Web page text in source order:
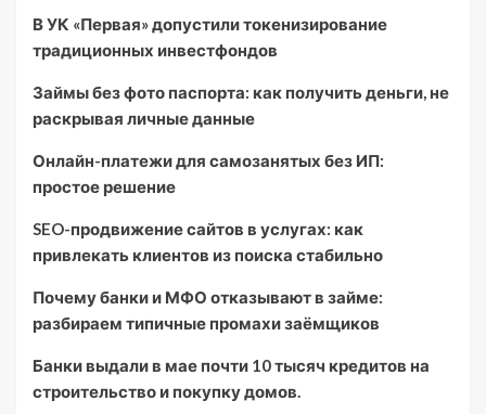
В УК «Первая» допустили токенизирование
традиционных инвестфондов
Займы без фото паспорта: как получить деньги, не
раскрывая личные данные
Онлайн-платежи для самозанятых без ИП:
простое решение
SEO-продвижение сайтов в услугах: как
привлекать клиентов из поиска стабильно
Почему банки и МФО отказывают в займе:
разбираем типичные промахи заёмщиков
Банки выдали в мае почти 10 тысяч кредитов на
строительство и покупку домов.